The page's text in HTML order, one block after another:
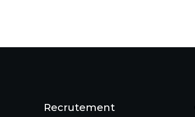
Recrutement